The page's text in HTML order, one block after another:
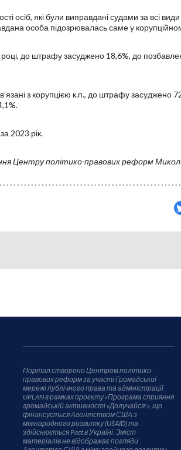
осіб, які були виправдані судами за всі
особа підозрювалась саме у
до штрафу засуджено 18,6%, до
з корупцією к.п., до штрафу засуджено
2023 рік.
Центру політико-правових реформ
Портал створено Центром політико-
правових реформ за участі Громадської
мережі публічного права та адміністрації
UPLAN в рамках проєкту «Програма сприяння
громадській активності «Долучайся!», що
фінансується Агентством США з
міжнародного розвитку (USAID) та
здійснюється Pact в Україні. Зміст
матеріалів не відображає погляди